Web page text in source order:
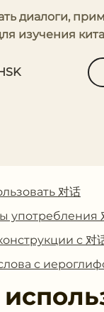
диалоги,
изучения
对话
употребления
с 对
с